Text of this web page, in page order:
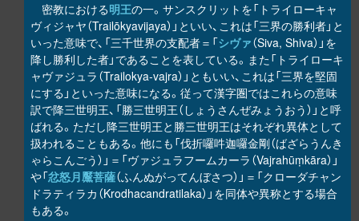
密教における明王の一。サンスクリットを「トライローキャ
ヴィジャヤ（Trailōkyavijaya）」といい、これは「三界の勝利者」と
いった意味で、「三千世界の支配者＝「シヴァ（Siva, Shiva）」を
降し勝利した者」であることを表している。また「トライローキ
ャヴァジュラ（Trailokya-vajra）」ともいい、これは「三界を堅固
にする」といった意味になる。従って漢字圏ではこれらの意味
訳で降三世明王、「勝三世明王（しょうさんぜみょうおう）」と呼
ばれる。ただし降三世明王と勝三世明王はそれぞれ異体として
扱われることもある。他にも「伐折囉吽迦囉金剛（ばざらうんき
ゃらこんごう）」＝「ヴァジュラフームカーラ（Vajrahūṃkāra）」
や「忿怒月黶菩薩（ふんぬがってんぼさつ）」＝「クローダチャン
ドラティラカ（Krodhacandratilaka）」を同体や異称とする場合
もある。